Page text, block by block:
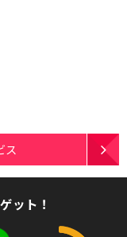
ス
ット！